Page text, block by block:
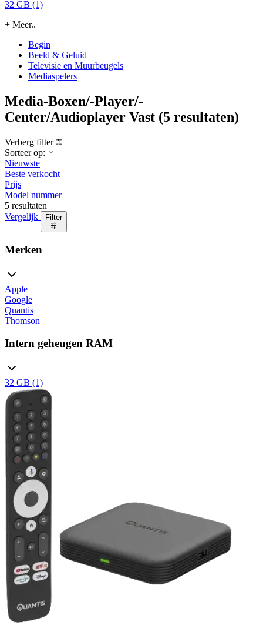
32 GB (1)
+ Meer..
Begin
Beeld & Geluid
Televisie en Muurbeugels
Mediaspelers
Media-Boxen/-Player/-
Center/Audioplayer Vast (5 resultaten)
Verberg filter
Sorteer op:
Nieuwste
Beste verkocht
Prijs
Model nummer
5 resultaten
Vergelijk
Filter
Merken
Apple
Google
Quantis
Thomson
Intern geheugen RAM
32 GB (1)